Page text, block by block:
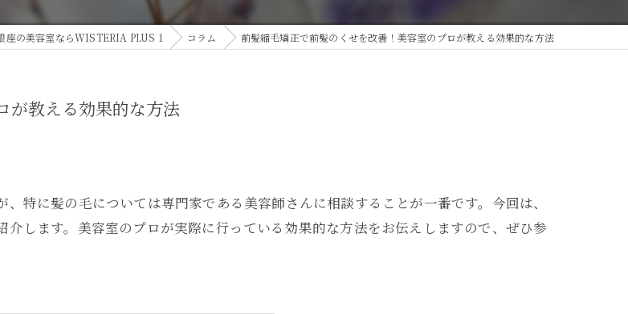
座の美容室ならWISTERIA PLUS 1 コラム 前髪縮毛矯正で前髪のくせを改善！美容室のプロが教える効果的な方法
が教える効果的な方法
特に髪の毛については専門家である美容師さんに相談することが一番です。今回は、
します。美容室のプロが実際に行っている効果的な方法をお伝えしますので、ぜひ参